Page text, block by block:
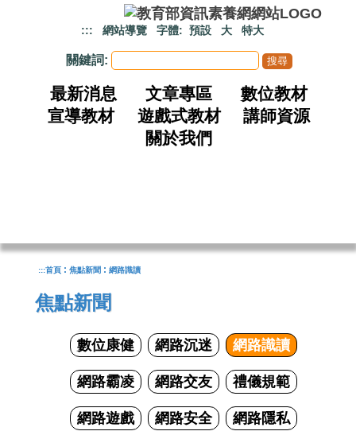
::: 網站導覽 字體: 預設 大 特大
關鍵詞:
最新消息 文章專區
數位教材
宣導教材
遊戲式教材
講師資源
關於我們
:::首頁 : 焦點新聞 : 網路識讀
焦點新聞
數位康健 網路沉迷 網路識讀
網路霸凌 網路交友 禮儀規範
網路遊戲 網路安全 網路隱私